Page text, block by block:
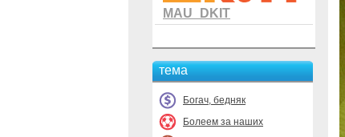
MAU_DKIT
тема
Богач, бедняк
Болеем за наших